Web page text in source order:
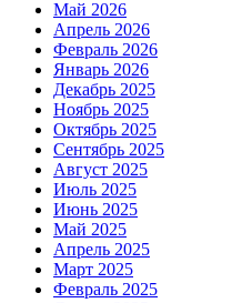
Май 2026
Апрель 2026
Февраль 2026
Январь 2026
Декабрь 2025
Ноябрь 2025
Октябрь 2025
Сентябрь 2025
Август 2025
Июль 2025
Июнь 2025
Май 2025
Апрель 2025
Март 2025
Февраль 2025